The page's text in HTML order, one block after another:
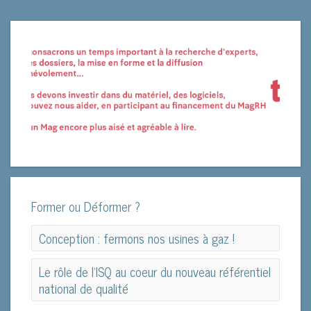
Former ou Déformer ?
Conception : fermons nos usines à gaz !
Conception : fermons nos usines à gaz !
Le rôle de l'ISQ au coeur du nouveau référentiel
national de qualité